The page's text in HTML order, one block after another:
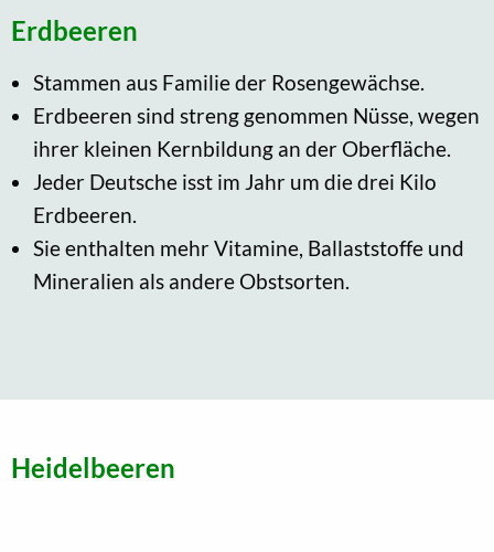
Erdbeeren
Stammen aus Familie der Rosengewächse.
Erdbeeren sind streng genommen Nüsse, wegen
ihrer kleinen Kernbildung an der Oberfläche.
Jeder Deutsche isst im Jahr um die drei Kilo
Erdbeeren.
Sie enthalten mehr Vitamine, Ballaststoffe und
Mineralien als andere Obstsorten.
Heidelbeeren